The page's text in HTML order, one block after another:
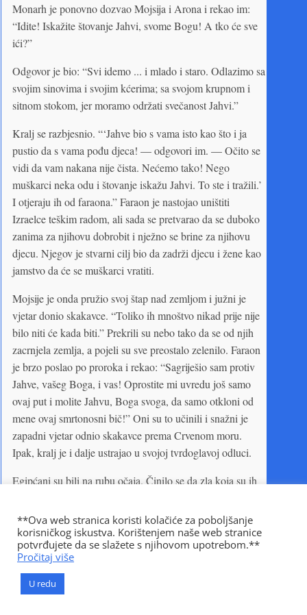
Monarh je ponovno dozvao Mojsija i Arona i rekao im:
“Idite! Iskažite štovanje Jahvi, svome Bogu! A tko će sve
ići?”
Odgovor je bio: “Svi idemo ... i mlado i staro. Odlazimo sa
svojim sinovima i svojim kćerima; sa svojom krupnom i
sitnom stokom, jer moramo održati svečanost Jahvi.”
Kralj se razbjesnio. “‘Jahve bio s vama isto kao što i ja
pustio da s vama pođu djeca! — odgovori im. — Očito se
vidi da vam nakana nije čista. Nećemo tako! Nego
muškarci neka odu i štovanje iskažu Jahvi. To ste i tražili.’
I otjeraju ih od faraona.” Faraon je nastojao uništiti
Izraelce teškim radom, ali sada se pretvarao da se duboko
zanima za njihovu dobrobit i nježno se brine za njihovu
djecu. Njegov je stvarni cilj bio da zadrži djecu i žene kao
jamstvo da će se muškarci vratiti.
Mojsije je onda pružio svoj štap nad zemljom i južni je
vjetar donio skakavce. “Toliko ih mnoštvo nikad prije nije
bilo niti će kada biti.” Prekrili su nebo tako da se od njih
zacrnjela zemlja, a pojeli su sve preostalo zelenilo. Faraon
je brzo poslao po proroka i rekao: “Sagriješio sam protiv
Jahve, vašeg Boga, i vas! Oprostite mi uvredu još samo
ovaj put i molite Jahvu, Boga svoga, da samo otkloni od
mene ovaj smrtonosni bič!” Oni su to učinili i snažni je
zapadni vjetar odnio skakavce prema Crvenom moru.
Ipak, kralj je i dalje ustrajao u svojoj tvrdoglavoj odluci.
Egipćani su bili na rubu očaja. Činilo se da zla koja su ih
budućnost. Narod je obožavao faraona kao božanskog
predstavnika, ali sada su mnogi vjerovali da se on protivi
Onome koji je sve prirodne sile učinio slugama svoje volje.
Hebrejski robovi, tako čudesno štićeni, sve su više
vjerovali u svoje izbavljenje. Njihovi ih se nadstojnici nisu
**Ova web stranica koristi kolačiće za poboljšanje
korisničkog iskustva. Korištenjem naše web stranice
potvrđujete da se slažete s njihovom upotrebom.**
Pročitaj više
U redu